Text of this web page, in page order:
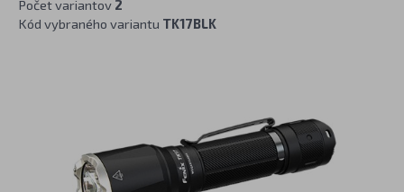
Počet variantov 2
Kód vybraného variantu TK17BLK